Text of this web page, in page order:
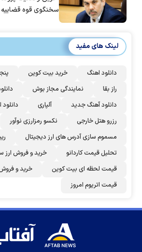
سخنگوی قوه قضاییه
لینک های مفید
دانلود اهنگ خرید بیت کوین
راز بقا
نمایندگی مجاز بوش
دانلود آهنگ جدید
آلپاری
رزرو هتل خارجی
نکسو رمزارزی نوآور
مسموم سازی آدرس های ارز دیجیتال
تحلیل قیمت کاردانو
خرید و فروش ارز
قیمت لحظه ای بیت کوین
خرید و
قیمت اتریوم امروز